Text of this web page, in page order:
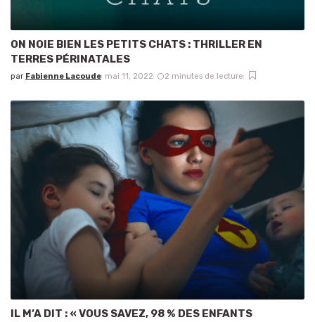
ON NOIE BIEN LES PETITS CHATS : THRILLER EN
TERRES PÉRINATALES
par Fabienne Lacoude mai 11, 2022 2 minutes de lecture
IL M’A DIT : « VOUS SAVEZ, 98 % DES ENFANTS